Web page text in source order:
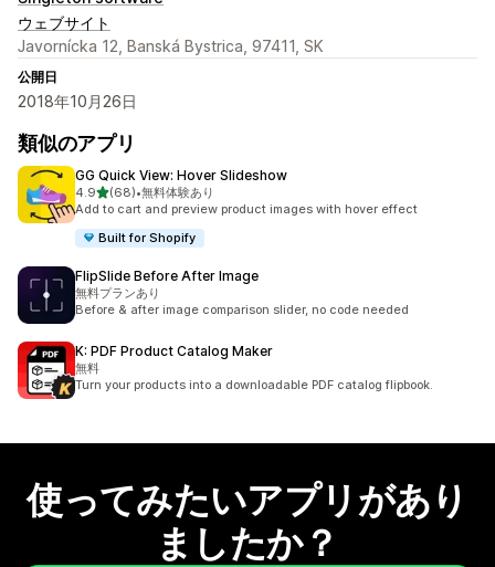
ウェブサイト
Javornícka 12, Banská Bystrica, 97411, SK
公開日
2018年10月26日
類似のアプリ
GG Quick View: Hover Slideshow
4.95つ星中
(68)
合計レビュー数：68件
•無料体験あり
Add to cart and preview product images with hover effect
Built for Shopify
FlipSlide Before After Image
無料プランあり
Before & after image comparison slider, no code needed
K: PDF Product Catalog Maker
無料
Turn your products into a downloadable PDF catalog flipbook.
使ってみたいアプリがあり
ましたか？